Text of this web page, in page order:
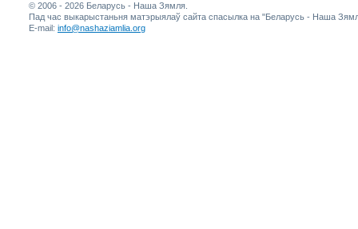
© 2006 - 2026 Беларусь - Наша Зямля.
Пад час выкарыстаньня матэрыялаў сайта спасылка на "Беларусь - Наша
E-mail: info@nashaziamlia.org